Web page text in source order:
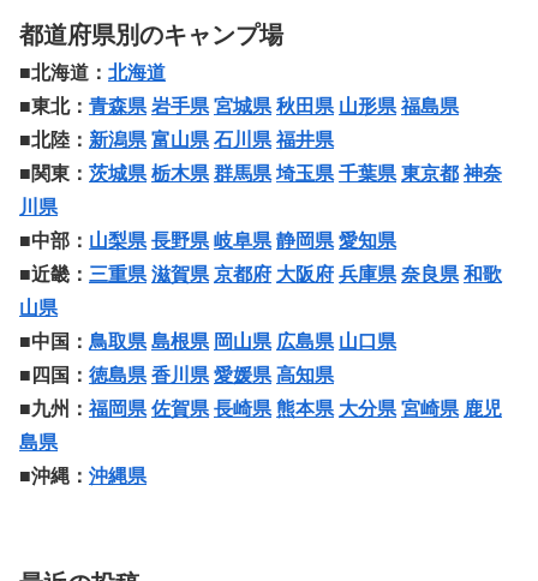
都道府県別のキャンプ場
■北海道： 北海道
■東北： 青森県 岩手県 宮城県 秋田県 山形県 福島県
■北陸： 新潟県 富山県 石川県 福井県
■関東： 茨城県 栃木県 群馬県 埼玉県 千葉県 東京都 神奈
川県
■中部： 山梨県 長野県 岐阜県 静岡県 愛知県
■近畿： 三重県 滋賀県 京都府 大阪府 兵庫県 奈良県 和歌
山県
■中国： 鳥取県 島根県 岡山県 広島県 山口県
■四国： 徳島県 香川県 愛媛県 高知県
■九州： 福岡県 佐賀県 長崎県 熊本県 大分県 宮崎県 鹿児
島県
■沖縄： 沖縄県